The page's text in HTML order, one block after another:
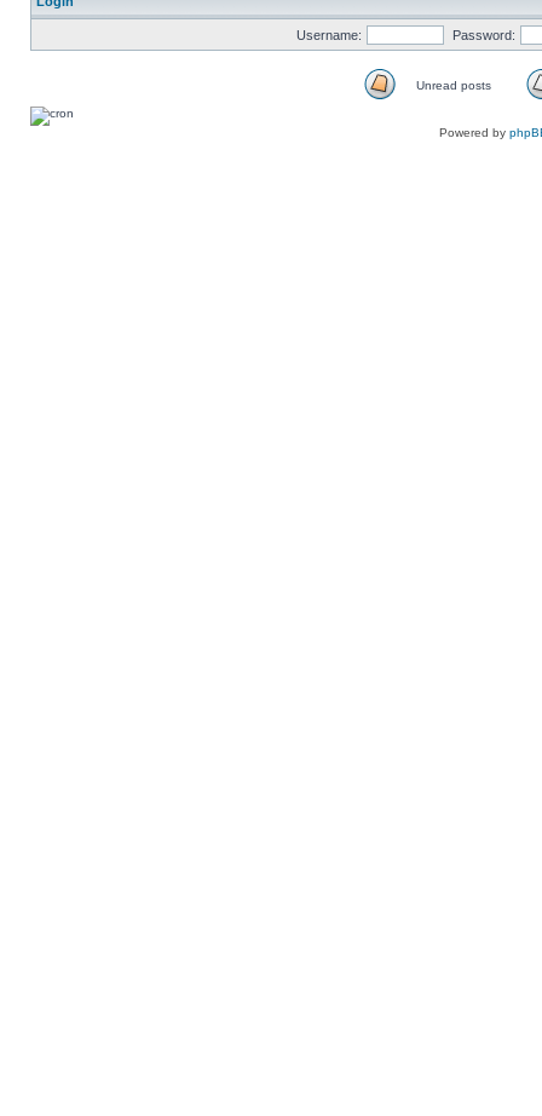
Username: Password:
Unread posts
Powered by